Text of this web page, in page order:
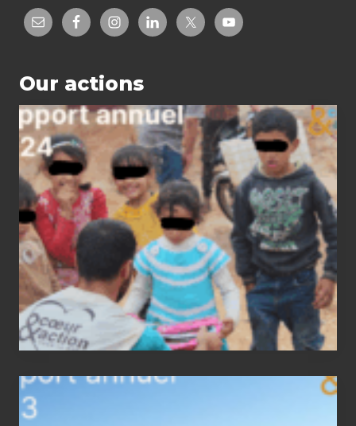
Our actions
2024
status
report
2023
status